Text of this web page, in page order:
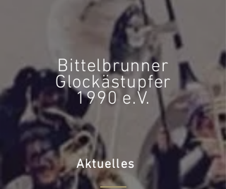
Bittelbrunner
Glockästupfer
1990 e.V.
Aktuelles